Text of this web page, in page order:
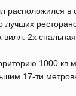
расположился в
лучших
вилл: 2х
1000 кв
17-ти